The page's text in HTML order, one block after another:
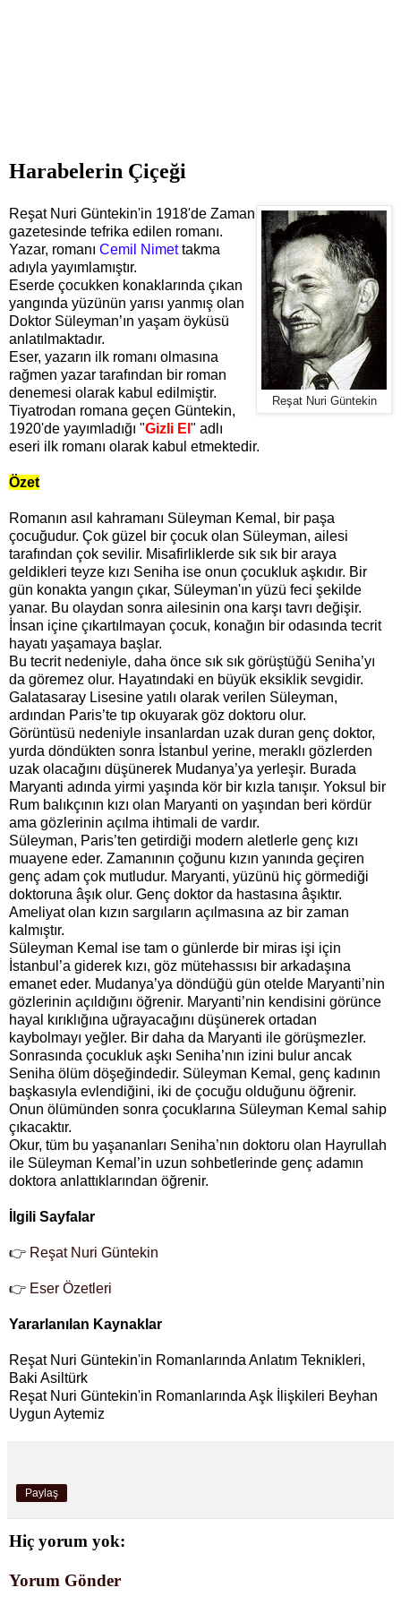
Harabelerin Çiçeği
Reşat Nuri Güntekin
Reşat Nuri Güntekin'in 1918'de Zaman
gazetesinde tefrika edilen romanı.
Yazar, romanı Cemil Nimettakma
adıyla yayımlamıştır.
Eserde çocukken konaklarında çıkan
yangında yüzünün yarısı yanmış olan
Doktor Süleyman’ın yaşam öyküsü
anlatılmaktadır.
Eser, yazarın ilk romanı olmasına
rağmen yazar tarafından bir roman
denemesi olarak kabul edilmiştir.
Tiyatrodan romana geçen Güntekin,
1920'de yayımladığı "Gizli El " adlı
eseri ilk romanı olarak kabul etmektedir.
Özet
Romanın asıl kahramanı Süleyman Kemal, bir paşa
çocuğudur. Çok güzel bir çocuk olan Süleyman, ailesi
tarafından çok sevilir. Misafirliklerde sık sık bir araya
geldikleri teyze kızı Seniha ise onun çocukluk aşkıdır. Bir
gün konakta yangın çıkar, Süleyman'ın yüzü feci şekilde
yanar. Bu olaydan sonra ailesinin ona karşı tavrı değişir.
İnsan içine çıkartılmayan çocuk, konağın bir odasında tecrit
hayatı yaşamaya başlar.
Bu tecrit nedeniyle, daha önce sık sık görüştüğü Seniha’yı
da göremez olur. Hayatındaki en büyük eksiklik sevgidir.
Galatasaray Lisesine yatılı olarak verilen Süleyman,
ardından Paris’te tıp okuyarak göz doktoru olur.
Görüntüsü nedeniyle insanlardan uzak duran genç doktor,
yurda döndükten sonra İstanbul yerine, meraklı gözlerden
uzak olacağını düşünerek Mudanya’ya yerleşir. Burada
Maryanti adında yirmi yaşında kör bir kızla tanışır. Yoksul bir
Rum balıkçının kızı olan Maryanti on yaşından beri kördür
ama gözlerinin açılma ihtimali de vardır.
Süleyman, Paris’ten getirdiği modern aletlerle genç kızı
muayene eder. Zamanının çoğunu kızın yanında geçiren
genç adam çok mutludur. Maryanti, yüzünü hiç görmediği
doktoruna âşık olur. Genç doktor da hastasına âşıktır.
Ameliyat olan kızın sargıların açılmasına az bir zaman
kalmıştır.
Süleyman Kemal ise tam o günlerde bir miras işi için
İstanbul’a giderek kızı, göz mütehassısı bir arkadaşına
emanet eder. Mudanya’ya döndüğü gün otelde Maryanti’nin
gözlerinin açıldığını öğrenir. Maryanti’nin kendisini görünce
hayal kırıklığına uğrayacağını düşünerek ortadan
kaybolmayı yeğler. Bir daha da Maryanti ile görüşmezler.
Sonrasında çocukluk aşkı Seniha’nın izini bulur ancak
Seniha ölüm döşeğindedir. Süleyman Kemal, genç kadının
başkasıyla evlendiğini, iki de çocuğu olduğunu öğrenir.
Onun ölümünden sonra çocuklarına Süleyman Kemal sahip
çıkacaktır.
Okur, tüm bu yaşananları Seniha’nın doktoru olan Hayrullah
ile Süleyman Kemal’in uzun sohbetlerinde genç adamın
doktora anlattıklarından öğrenir.
İlgili Sayfalar
👉 Reşat Nuri Güntekin
👉 Eser Özetleri
Yararlanılan Kaynaklar
Reşat Nuri Güntekin'in Romanlarında Anlatım Teknikleri,
Baki Asiltürk
Reşat Nuri Güntekin'in Romanlarında Aşk İlişkileri Beyhan
Uygun Aytemiz
Paylaş
Hiç yorum yok:
Yorum Gönder